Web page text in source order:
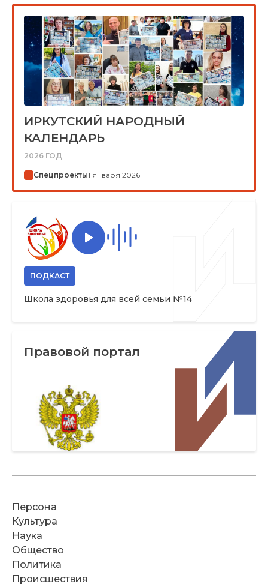
ИРКУТСКИЙ НАРОДНЫЙ
КАЛЕНДАРЬ
2026 ГОД
Спецпроекты1 января 2026
ПОДКАСТ
Школа здоровья для всей семьи №14
Правовой портал
Персона
Культура
Наука
Общество
Политика
Происшествия